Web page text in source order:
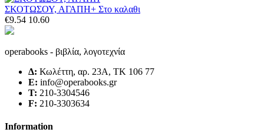
ΣΚΟΤΩΣΟΥ, ΑΓΑΠΗ+ Στο καλαθι
€9.54 10.60
operabooks - βιβλία, λογοτεχνία
Δ: Κωλέττη, αρ. 23Α, ΤΚ 106 77
E: info@operabooks.gr
Τ: 210-3304546
F: 210-3303634
Information